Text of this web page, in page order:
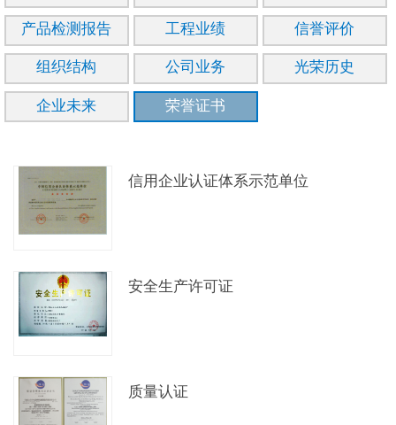
产品检测报告 工程业绩 信誉评价
组织结构 公司业务 光荣历史
企业未来 荣誉证书
信用企业认证体系示范单位
安全生产许可证
质量认证